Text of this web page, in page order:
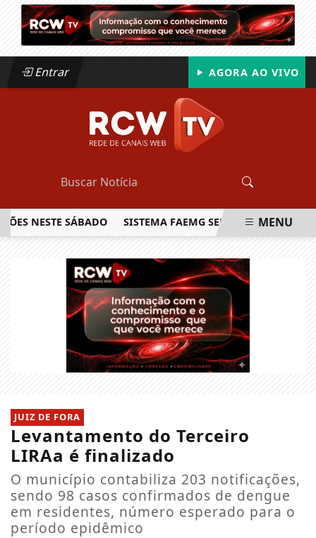
Entrar AGORA AO VIVO
SÁBADO SISTEMA FAEMG SENAR LANÇA OMENU
JUIZ DE FORA
Levantamento do Terceiro
LIRAa é finalizado
O município contabiliza 203 notificações,
sendo 98 casos confirmados de dengue
em residentes, número esperado para o
período epidêmico